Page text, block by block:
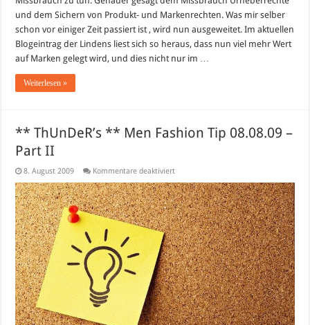
neue
Verkaufsrichtlinien
an
–
Xstreet
UND
Inworld
und dem Sichern von Produkt- und Markenrechten. Was mir selber
schon vor einiger Zeit passiert ist , wird nun ausgeweitet. Im aktuellen
Blogeintrag der Lindens liest sich so heraus, dass nun viel mehr Wert
auf Marken gelegt wird, und dies nicht nur im …
Weiterlesen »
** ThUnDeR’s ** Men Fashion Tip 08.08.09 –
Part II
8. August 2009 Kommentare deaktiviertfür
ThUnDeR’s
**
Men
Fashion
Tip
08.08.09
–
Part
II